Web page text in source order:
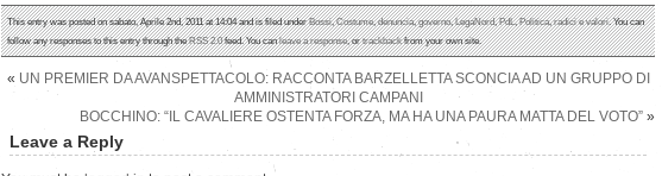
This entry was posted on sabato, Aprile 2nd, 2011 at 14:04 and is filed underBossi,Costume,denuncia,governo,LegaNord,PdL,Politica,radici e valori. You can
follow any responses to this entry through theRSS 2.0feed. You canleave a response, ortrackbackfrom your own site.
« UN PREMIER DA AVANSPETTACOLO: RACCONTA BARZELLETTA SCONCIA AD UN GRUPPO DI
AMMINISTRATORI CAMPANI
BOCCHINO: “IL CAVALIERE OSTENTA FORZA, MA HA UNA PAURA MATTA DEL VOTO” »
Leave a Reply